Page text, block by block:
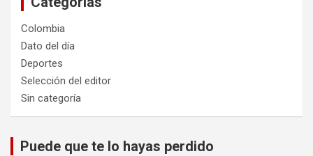
Colombia
Dato del día
Deportes
Selección del editor
Sin categoría
Puede que te lo hayas perdido